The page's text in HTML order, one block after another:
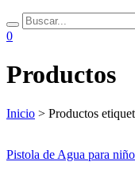
0
Productos
Inicio > Productos
Pistola de Agua para